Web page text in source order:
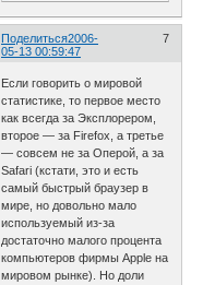
Поделиться 7
2006-
05-13 00:59:47
Если говорить о мировой
статистике, то первое место
как всегда за Эксплорером,
второе — за Firefox, а третье
— совсем не за Оперой, а за
Safari (кстати, это и есть
самый быстрый браузер в
мире, но довольно мало
используемый из-за
достаточно малого процента
компьютеров фирмы Apple на
мировом рынке). Но доли